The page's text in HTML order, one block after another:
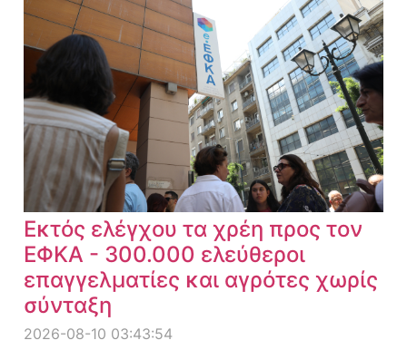
Εκτός ελέγχου τα χρέη προς τον
ΕΦΚΑ - 300.000 ελεύθεροι
επαγγελματίες και αγρότες χωρίς
σύνταξη
2026-08-10 03:43:54